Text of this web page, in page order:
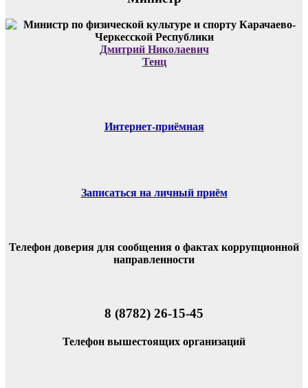
Дмитрий Николаевич
Тенц
Интернет-приёмная
Записаться на личный приём
Телефон доверия для сообщения о фактах коррупционной
направленности
8 (8782) 26-15-45
Телефон вышестоящих организаций